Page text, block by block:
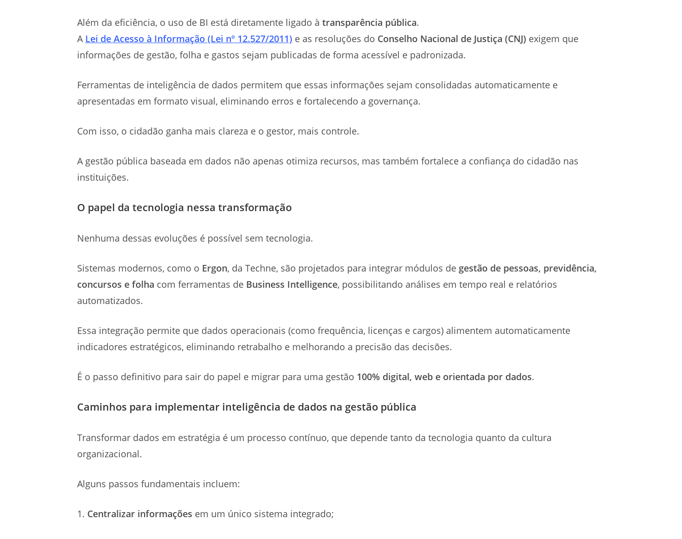
Além da eficiência, o uso de BI está diretamente ligado à transparência pública.
A Lei de Acesso à Informação (Lei nº 12.527/2011) e as resoluções do Conselho Nacional de Justiça (CNJ) exigem que
informações de gestão, folha e gastos sejam publicadas de forma acessível e padronizada.
Ferramentas de inteligência de dados permitem que essas informações sejam consolidadas automaticamente e
apresentadas em formato visual, eliminando erros e fortalecendo a governança.
Com isso, o cidadão ganha mais clareza e o gestor, mais controle.
A gestão pública baseada em dados não apenas otimiza recursos, mas também fortalece a confiança do cidadão nas
instituições.
O papel da tecnologia nessa transformação
Nenhuma dessas evoluções é possível sem tecnologia.
Sistemas modernos, como o Ergon, da Techne, são projetados para integrar módulos de gestão de pessoas, previdência,
concursos e folha com ferramentas de Business Intelligence, possibilitando análises em tempo real e relatórios
automatizados.
Essa integração permite que dados operacionais (como frequência, licenças e cargos) alimentem automaticamente
indicadores estratégicos, eliminando retrabalho e melhorando a precisão das decisões.
É o passo definitivo para sair do papel e migrar para uma gestão 100% digital, web e orientada por dados.
Caminhos para implementar inteligência de dados na gestão pública
Transformar dados em estratégia é um processo contínuo, que depende tanto da tecnologia quanto da cultura
organizacional.
Alguns passos fundamentais incluem:
Centralizar informações em um único sistema integrado;